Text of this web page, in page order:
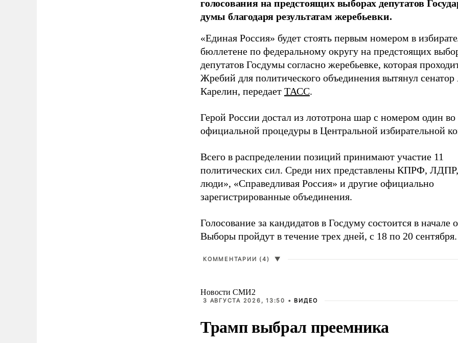
думы благодаря результатам жеребьевки.
«Единая Россия» будет стоять первым номером в
бюллетене по федеральному округу на предстоящих
депутатов Госдумы согласно жеребьевке, которая
Жребий для политического объединения вытянул
Карелин, передает ТАСС.
Герой России достал из лототрона шар с номером один во
официальной процедуры в Центральной избирательной
Всего в распределении позиций принимают участие 11
политических сил. Среди них представлены КПРФ,
люди», «Справедливая Россия» и другие официально
зарегистрированные объединения.
Голосование за кандидатов в Госдуму состоится в начале
Выборы пройдут в течение трех дней, с 18 по 20 сентября.
КОММЕНТАРИИ (4) ▼
Новости СМИ2
3 АВГУСТА 2026, 13:50 • ВИДЕО
Трамп выбрал преемника